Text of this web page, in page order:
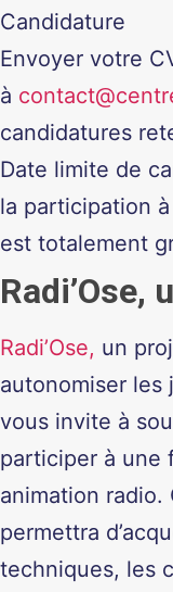
Candidature
Envoyer votre
à
candidatures
Date limite de
la participation
est totalement
Radi’Ose,
Radi’Ose, un
autonomiser les
vous invite à
participer à une
animation radio.
permettra
techniques, les